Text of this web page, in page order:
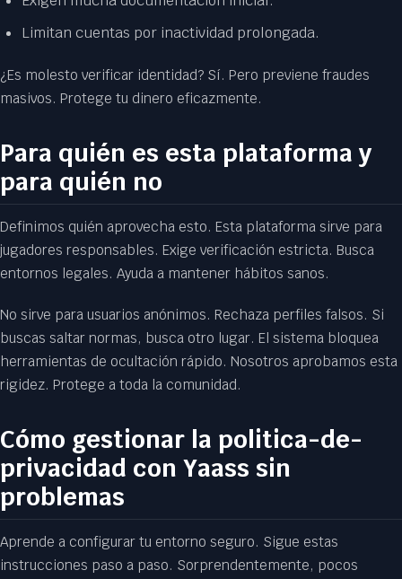
Limitan cuentas por inactividad prolongada.
¿Es molesto verificar identidad? Sí. Pero previene fraudes
masivos. Protege tu dinero eficazmente.
Para quién es esta plataforma y
para quién no
Definimos quién aprovecha esto. Esta plataforma sirve para
jugadores responsables. Exige verificación estricta. Busca
entornos legales. Ayuda a mantener hábitos sanos.
No sirve para usuarios anónimos. Rechaza perfiles falsos. Si
buscas saltar normas, busca otro lugar. El sistema bloquea
herramientas de ocultación rápido. Nosotros aprobamos esta
rigidez. Protege a toda la comunidad.
Cómo gestionar la politica-de-
privacidad con Yaass sin
problemas
Aprende a configurar tu entorno seguro. Sigue estas
instrucciones paso a paso. Sorprendentemente, pocos